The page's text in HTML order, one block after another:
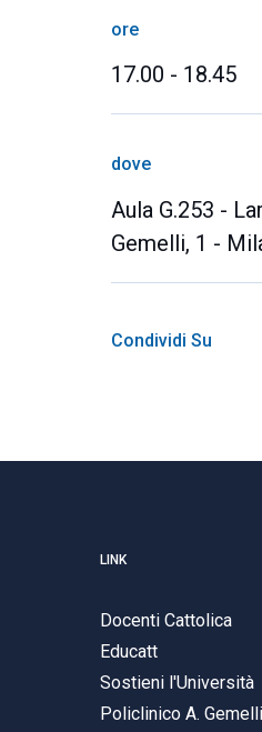
ore
17.00 - 18.45
dove
Aula G.253 -
Gemelli, 1 -
Condividi Su
LINK
Docenti Cattolica
Educatt
Sostieni l'Università
Policlinico A.